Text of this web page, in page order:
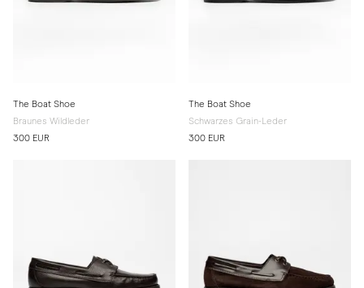
The Boat Shoe
Braunes Wildleder
300 EUR
The Boat Shoe
Schwarzes Grain-Leder
300 EUR